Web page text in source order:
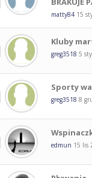
matty84 15
Kluby
greg3518 5
Sporty
greg3518 8
edmun 15 lis